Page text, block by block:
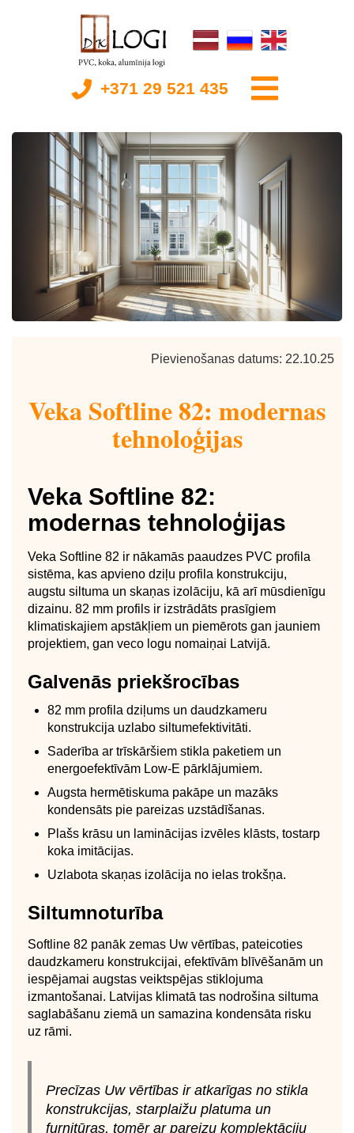
+371 29 521 435
Pievienošanas datums: 22.10.25
Veka Softline 82: modernas
tehnoloģijas
Veka Softline 82:
modernas tehnoloģijas
Veka Softline 82 ir nākamās paaudzes PVC profila
sistēma, kas apvieno dziļu profila konstrukciju,
augstu siltuma un skaņas izolāciju, kā arī mūsdienīgu
dizainu. 82 mm profils ir izstrādāts prasīgiem
klimatiskajiem apstākļiem un piemērots gan jauniem
projektiem, gan veco logu nomaiņai Latvijā.
Galvenās priekšrocības
82 mm profila dziļums un daudzkameru
konstrukcija uzlabo siltumefektivitāti.
Saderība ar trīskāršiem stikla paketiem un
energoefektīvām Low-E pārklājumiem.
Augsta hermētiskuma pakāpe un mazāks
kondensāts pie pareizas uzstādīšanas.
Plašs krāsu un laminācijas izvēles klāsts, tostarp
koka imitācijas.
Uzlabota skaņas izolācija no ielas trokšņa.
Siltumnoturība
Softline 82 panāk zemas Uw vērtības, pateicoties
daudzkameru konstrukcijai, efektīvām blīvēšanām un
iespējamai augstas veiktspējas stiklojuma
izmantošanai. Latvijas klimatā tas nodrošina siltuma
saglabāšanu ziemā un samazina kondensāta risku
uz rāmi.
Precīzas Uw vērtības ir atkarīgas no stikla
konstrukcijas, starplaižu platuma un
furnitūras, tomēr ar pareizu komplektāciju